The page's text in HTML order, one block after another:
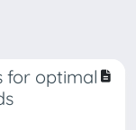
for optimal